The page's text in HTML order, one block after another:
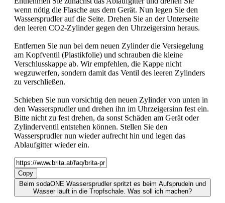
wenn nötig die Flasche aus dem Gerät. Nun legen Sie den
Wassersprudler auf die Seite. Drehen Sie an der Unterseite
den leeren CO2-Zylinder gegen den Uhrzeigersinn heraus.
Entfernen Sie nun bei dem neuen Zylinder die Versiegelung
am Kopfventil (Plastikfolie) und schrauben die kleine
Verschlusskappe ab. Wir empfehlen, die Kappe nicht
wegzuwerfen, sondern damit das Ventil des leeren Zylinders
zu verschließen.
Schieben Sie nun vorsichtig den neuen Zylinder von unten in
den Wassersprudler und drehen ihn im Uhrzeigersinn fest ein.
Bitte nicht zu fest drehen, da sonst Schäden am Gerät oder
Zylinderventil entstehen können. Stellen Sie den
Wassersprudler nun wieder aufrecht hin und legen das
Ablaufgitter wieder ein.
Copy
Beim sodaONE Wassersprudler spritzt es beim Aufsprudeln und
Wasser läuft in die Tropfschale. Was soll ich machen?